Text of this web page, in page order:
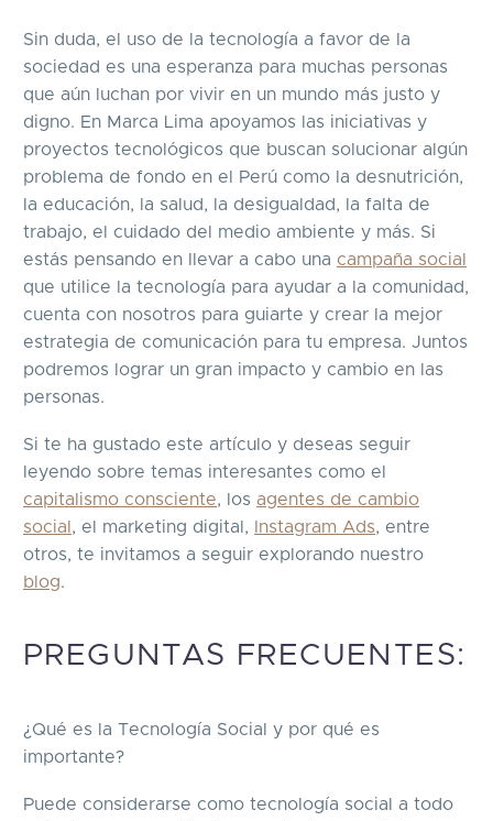
Sin duda, el uso de la tecnología a favor de la
sociedad es una esperanza para muchas personas
que aún luchan por vivir en un mundo más justo y
digno. En Marca Lima apoyamos las iniciativas y
proyectos tecnológicos que buscan solucionar algún
problema de fondo en el Perú como la desnutrición,
la educación, la salud, la desigualdad, la falta de
trabajo, el cuidado del medio ambiente y más. Si
estás pensando en llevar a cabo una campaña social
que utilice la tecnología para ayudar a la comunidad,
cuenta con nosotros para guiarte y crear la mejor
estrategia de comunicación para tu empresa. Juntos
podremos lograr un gran impacto y cambio en las
personas.
Si te ha gustado este artículo y deseas seguir
leyendo sobre temas interesantes como el
capitalismo consciente, los agentes de cambio
social , el marketing digital, Instagram Ads, entre
otros, te invitamos a seguir explorando nuestro
blog.
PREGUNTAS FRECUENTES:
¿Qué es la Tecnología Social y por qué es
importante?
Puede considerarse como tecnología social a todo